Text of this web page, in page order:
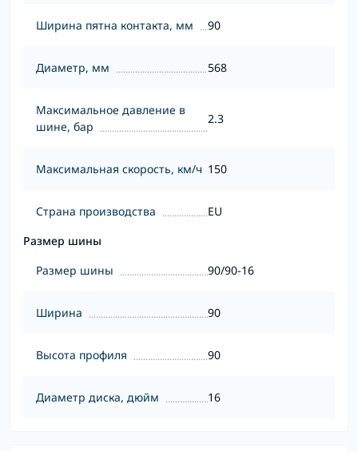
Ширина пятна контакта, мм 90
Диаметр, мм 568
Максимальное давление в
шине, бар
2.3
Максимальная скорость, км/ч 150
Страна производства
EU
Размер шины
Размер шины
90/90-16
Ширина 90
Высота профиля 90
Диаметр диска, дюйм 16